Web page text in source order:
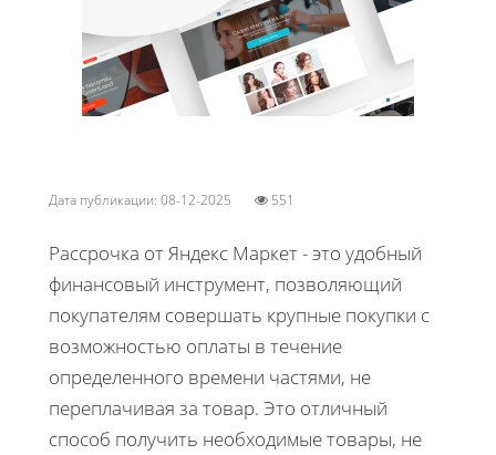
Дата публикации: 08-12-2025 551
Рассрочка от Яндекс Маркет - это удобный
финансовый инструмент, позволяющий
покупателям совершать крупные покупки с
возможностью оплаты в течение
определенного времени частями, не
переплачивая за товар. Это отличный
способ получить необходимые товары, не